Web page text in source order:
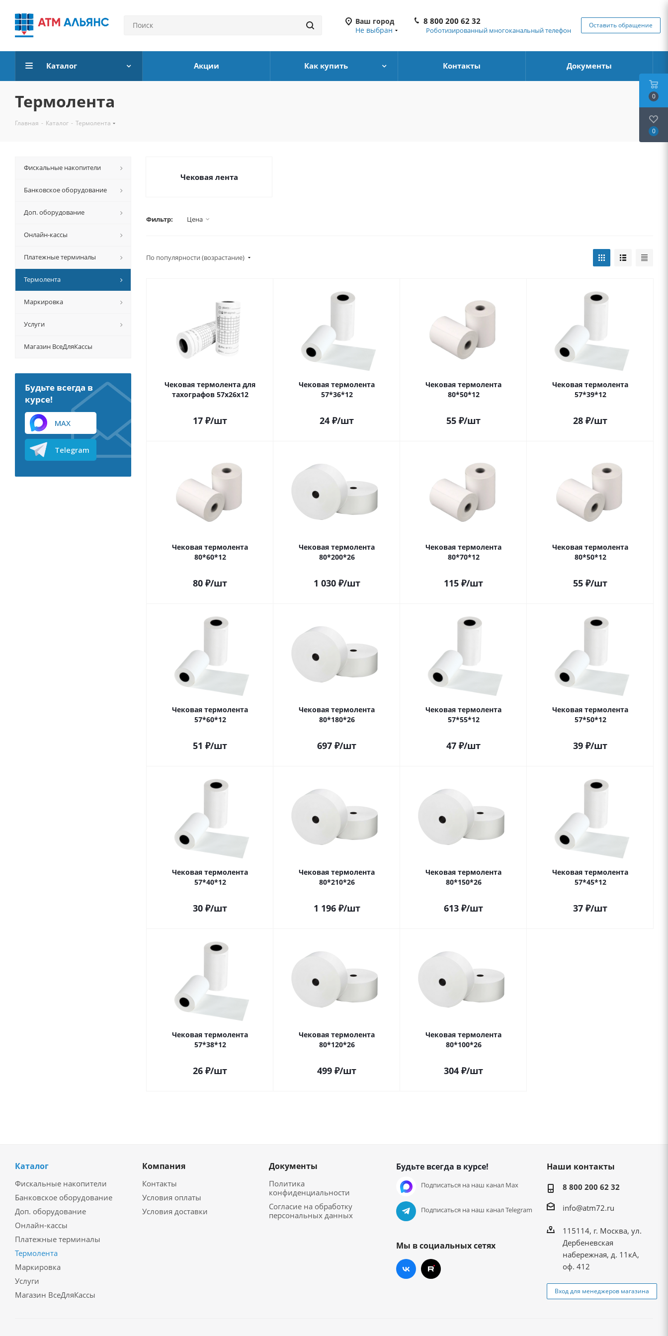
Ваш город
Не выбран
8 800 200 62 32
Роботизированный многоканальный телефон
Оставить обращение
Каталог Акции Как купить Контакты Документы
Термолента
Главная - Каталог - Термолента
Чековая лента
Фильтр: Цена
По популярности (возрастание)
Чековая термолента для
тахографов 57х26х12
17 ₽/шт
Чековая термолента
57*36*12
24 ₽/шт
Чековая термолента
80*50*12
55 ₽/шт
Чековая термолента
57*39*12
28 ₽/шт
Чековая термолента
80*60*12
80 ₽/шт
Чековая термолента
80*200*26
1 030₽/шт
Чековая термолента
80*70*12
115 ₽/шт
Чековая термолента
80*50*12
55 ₽/шт
Чековая термолента
57*60*12
51 ₽/шт
Чековая термолента
80*180*26
697 ₽/шт
Чековая термолента
57*55*12
47 ₽/шт
Чековая термолента
57*50*12
39 ₽/шт
Чековая термолента
57*40*12
30 ₽/шт
Чековая термолента
80*210*26
1 196₽/шт
Чековая термолента
80*150*26
613 ₽/шт
Чековая термолента
57*45*12
37 ₽/шт
Чековая термолента
57*38*12
26 ₽/шт
Чековая термолента
80*120*26
499 ₽/шт
Чековая термолента
80*100*26
304 ₽/шт
Фискальные накопители
Банковское оборудование
Доп. оборудование
Онлайн-кассы
Платежные терминалы
Термолента
Маркировка
Услуги
Магазин ВсеДляКассы
Будьте всегда в
курсе!
MAX
Telegram
Каталог
Фискальные накопители
Банковское оборудование
Доп. оборудование
Онлайн-кассы
Платежные терминалы
Термолента
Маркировка
Услуги
Магазин ВсеДляКассы
Компания
Контакты
Условия оплаты
Условия доставки
Документы
Политика
конфиденциальности
Согласие на обработку
персональных данных
Будьте всегда в курсе!
Подписаться на наш канал Max
Подписаться на наш канал Telegram
Мы в социальных сетях
Наши контакты
8 800 200 62 32
info@atm72.ru
115114, г. Москва, ул.
Дербеневская
набережная, д. 11кА,
оф. 412
Вход для менеджеров магазина
0
0